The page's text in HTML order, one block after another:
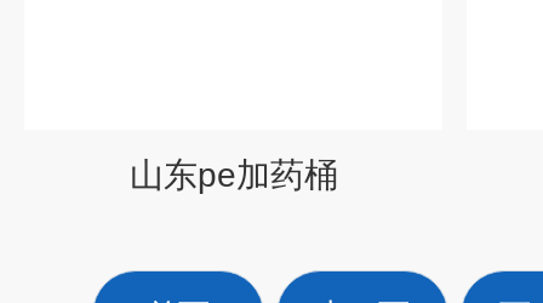
山东pe加药桶